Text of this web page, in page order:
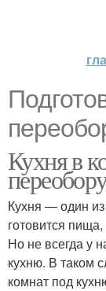
Кухня в
Кухня — один
готовится
Но не всегда у
кухню. В таком
комнат под